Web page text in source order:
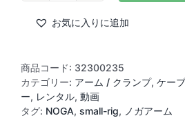
ー
DG9038
(大
ネ
ジ-
お気に入りに追加
商品コード: 32300235
カテゴリー: アーム / クランプ, ケー
ー, レンタル, 動画
タグ: NOGA, small-rig, ノガアーム